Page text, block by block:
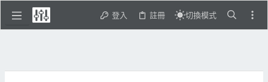
登入 註冊 切換模式